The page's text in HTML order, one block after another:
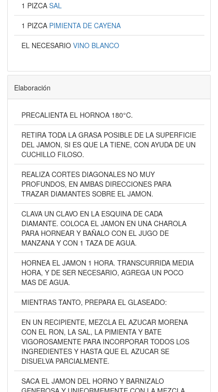
1 PIZCA SAL
1 PIZCA PIMIENTA DE CAYENA
EL NECESARIO VINO BLANCO
Elaboración
PRECALIENTA EL HORNOA 180°C.
RETIRA TODA LA GRASA POSIBLE DE LA SUPERFICIE
DEL JAMON, SI ES QUE LA TIENE, CON AYUDA DE UN
CUCHILLO FILOSO.
REALIZA CORTES DIAGONALES NO MUY
PROFUNDOS, EN AMBAS DIRECCIONES PARA
TRAZAR DIAMANTES SOBRE EL JAMON.
CLAVA UN CLAVO EN LA ESQUINA DE CADA
DIAMANTE. COLOCA EL JAMON EN UNA CHAROLA
PARA HORNEAR Y BAÑALO CON EL JUGO DE
MANZANA Y CON 1 TAZA DE AGUA.
HORNEA EL JAMON 1 HORA. TRANSCURRIDA MEDIA
HORA, Y DE SER NECESARIO, AGREGA UN POCO
MAS DE AGUA.
MIENTRAS TANTO, PREPARA EL GLASEADO:
EN UN RECIPIENTE, MEZCLA EL AZUCAR MORENA
CON EL RON, LA SAL, LA PIMIENTA Y BATE
VIGOROSAMENTE PARA INCORPORAR TODOS LOS
INGREDIENTES Y HASTA QUE EL AZUCAR SE
DISUELVA PARCIALMENTE.
SACA EL JAMON DEL HORNO Y BARNIZALO